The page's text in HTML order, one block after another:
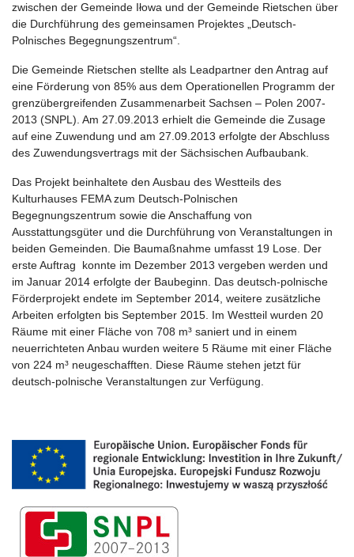
zwischen der Gemeinde Iłowa und der Gemeinde Rietschen über
die Durchführung des gemeinsamen Projektes „Deutsch-
Polnisches Begegnungszentrum“.
Die Gemeinde Rietschen stellte als Leadpartner den Antrag auf
eine Förderung von 85% aus dem Operationellen Programm der
grenzübergreifenden Zusammenarbeit Sachsen – Polen 2007-
2013 (SNPL). Am 27.09.2013 erhielt die Gemeinde die Zusage
auf eine Zuwendung und am 27.09.2013 erfolgte der Abschluss
des Zuwendungsvertrags mit der Sächsischen Aufbaubank.
Das Projekt beinhaltete den Ausbau des Westteils des
Kulturhauses FEMA zum Deutsch-Polnischen
Begegnungszentrum sowie die Anschaffung von
Ausstattungsgüter und die Durchführung von Veranstaltungen in
beiden Gemeinden. Die Baumaßnahme umfasst 19 Lose. Der
erste Auftrag konnte im Dezember 2013 vergeben werden und
im Januar 2014 erfolgte der Baubeginn. Das deutsch-polnische
Förderprojekt endete im September 2014, weitere zusätzliche
Arbeiten erfolgten bis September 2015. Im Westteil wurden 20
Räume mit einer Fläche von 708 m³ saniert und in einem
neuerrichteten Anbau wurden weitere 5 Räume mit einer Fläche
von 224 m³ neugeschafften. Diese Räume stehen jetzt für
deutsch-polnische Veranstaltungen zur Verfügung.